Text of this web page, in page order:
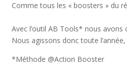
Comme tous les « boosters » du
Avec l’outil AB Tools* nous avons
Nous agissons donc toute
*Méthode @Action Booster